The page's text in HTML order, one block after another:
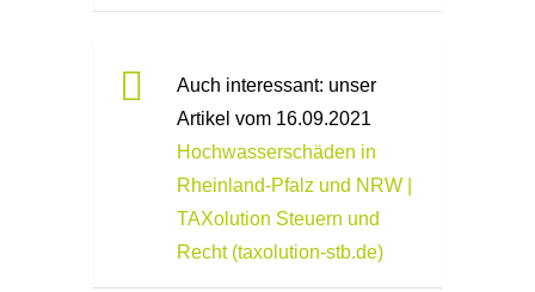
Auch interessant: unser
Artikel vom 16.09.2021
Hochwasserschäden in
Rheinland-Pfalz und NRW |
TAXolution Steuern und
Recht (taxolution-stb.de)